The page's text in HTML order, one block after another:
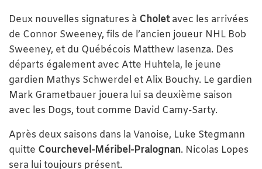
Deux nouvelles signatures à Choletavec les arrivées
de Connor Sweeney, fils de l’ancien joueur NHL Bob
Sweeney, et du Québécois Matthew Iasenza. Des
départs également avec Atte Huhtela, le jeune
gardien Mathys Schwerdel et Alix Bouchy. Le gardien
Mark Grametbauer jouera lui sa deuxième saison
avec les Dogs, tout comme David Camy-Sarty.
Après deux saisons dans la Vanoise, Luke Stegmann
quitte Courchevel-Méribel-Pralognan. Nicolas Lopes
sera lui toujours présent.